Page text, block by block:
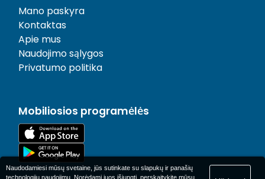
Mano paskyra
Kontaktas
Apie mus
Naudojimo sąlygos
Privatumo politika
Mobiliosios programėlės
Naudodamiesi mūsų svetaine, jūs sutinkate su slapukų ir panašių
technologijų naudojimu. Norėdami juos išjungti, perskaitykite mūsų